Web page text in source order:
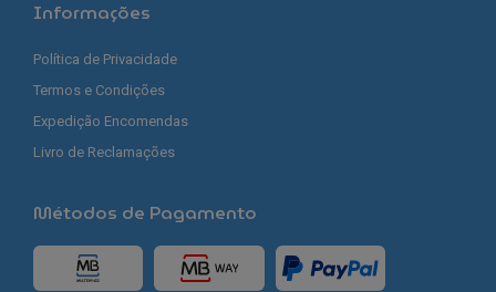
Informações
Política de Privacidade
Termos e Condições
Expedição Encomendas
Livro de Reclamações
Métodos de Pagamento